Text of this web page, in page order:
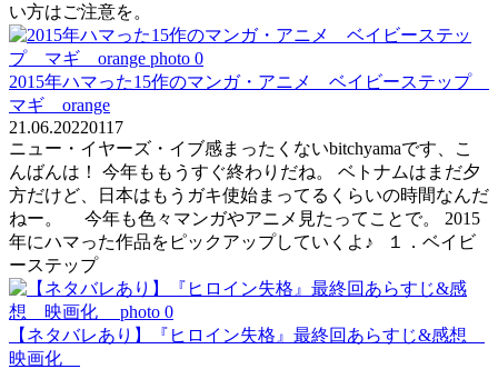
い方はご注意を。
2015年ハマった15作のマンガ・アニメ ベイビーステップ
マギ orange
21.06.20220117
ニュー・イヤーズ・イブ感まったくないbitchyamaです、こ
んばんは！ 今年ももうすぐ終わりだね。 ベトナムはまだ夕
方だけど、日本はもうガキ使始まってるくらいの時間なんだ
ねー。 今年も色々マンガやアニメ見たってことで。 2015
年にハマった作品をピックアップしていくよ♪ １．ベイビ
ーステップ
【ネタバレあり】『ヒロイン失格』最終回あらすじ&感想
映画化